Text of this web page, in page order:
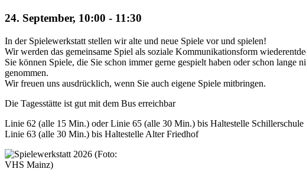
24. September, 10:00 - 11:30
In der Spielewerkstatt stellen wir alte und neue Spiele vor und spielen!
Wir werden das gemeinsame Spiel als soziale Kommunikationsform
Sie können Spiele, die Sie schon immer gerne gespielt haben oder schon
genommen.
Wir freuen uns ausdrücklich, wenn Sie auch eigene Spiele mitbringen.
Die Tagesstätte ist gut mit dem Bus erreichbar
Linie 62 (alle 15 Min.) oder Linie 65 (alle 30 Min.) bis Haltestelle Schillerschule
Linie 63 (alle 30 Min.) bis Haltestelle Alter Friedhof